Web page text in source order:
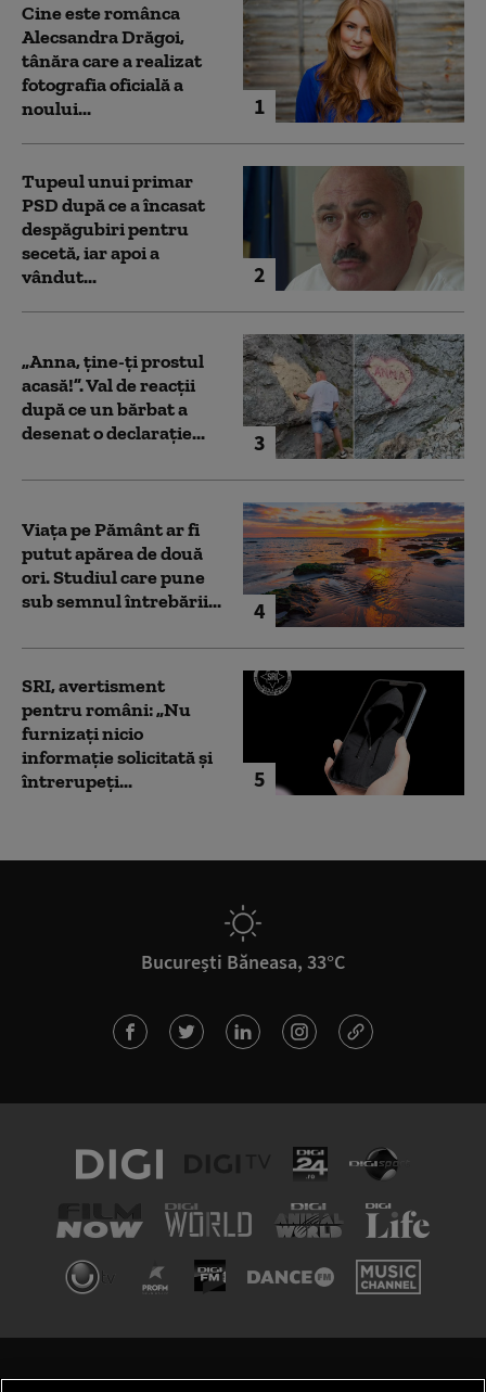
1
Cine este românca
Alecsandra Drăgoi,
tânăra care a realizat
fotografia oficială a
noului...
2
Tupeul unui primar
PSD după ce a încasat
despăgubiri pentru
secetă, iar apoi a
vândut...
3
„Anna, ţine-ţi prostul
acasă!”. Val de reacții
după ce un bărbat a
desenat o declarație...
4
Viața pe Pământ ar fi
putut apărea de două
ori. Studiul care pune
sub semnul întrebării...
5
SRI, avertisment
pentru români: „Nu
furnizați nicio
informație solicitată și
întrerupeți...
București Băneasa, 33°C